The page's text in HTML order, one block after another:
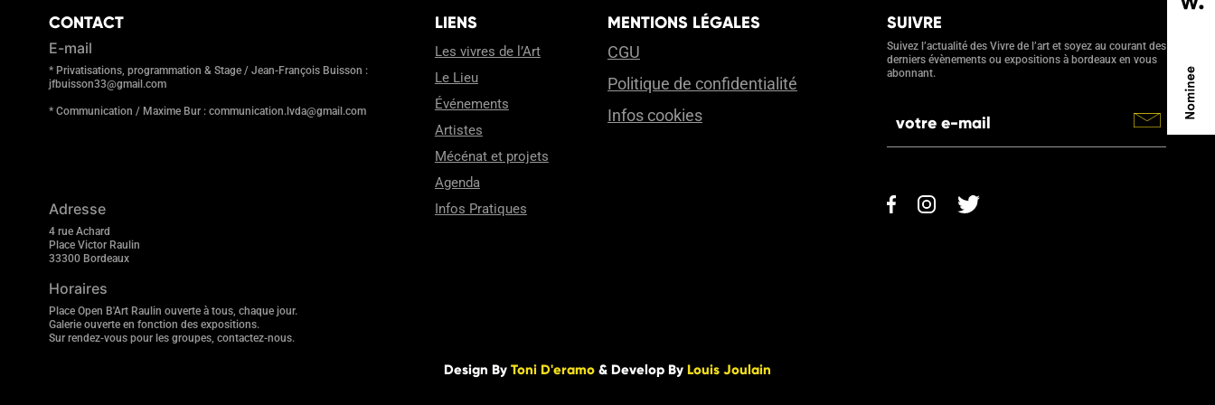
CONTACT
E-mail
* Privatisations, programmation & Stage / Jean-François Buisson :
jfbuisson33@gmail.com
* Communication / Maxime Bur : communication.lvda@gmail.com
Adresse
4 rue Achard
Place Victor Raulin
33300 Bordeaux
Horaires
Place Open B'Art Raulin ouverte à tous, chaque jour.
Galerie ouverte en fonction des expositions.
Sur rendez-vous pour les groupes, contactez-nous.
LIENS
Les vivres de l’Art
Le Lieu
Événements
Artistes
Mécénat et projets
Agenda
Infos Pratiques
MENTIONS LÉGALES
CGU
Politique de confidentialité
Infos cookies
SUIVRE
Suivez l’actualité des Vivre de l’art et soyez au courant des
derniers évènements ou expositions à bordeaux en vous
abonnant.
Design By Toni D'eramo & Develop By Louis Joulain